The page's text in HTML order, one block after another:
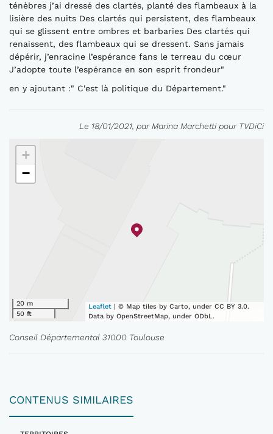
ténèbres j’ai dressé des clartés, planté des flambeaux à la
lisière des nuits Des clartés qui persistent, des flambeaux
qui se glissent entre ombres et barbaries Des clartés qui
renaissent, des flambeaux qui se dressent. Sans jamais
dépérir, j’enracine l’espérance fans le terreau du cœur
J’adopte toute l’espérance en son esprit frondeur"
en y ajoutant :" C'est là politique du Département."
Le 18/01/2021, par Marina Marchetti pour TVDiCi
+
−
20 m
50 ft
Leaflet | © Map tiles by Carto, under CC BY 3.0.
Data by OpenStreetMap, under ODbL.
Conseil Départemental 31000 Toulouse
CONTENUS SIMILAIRES